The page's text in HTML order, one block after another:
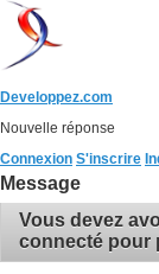
Developpez.com
Nouvelle réponse
Connexion S'inscrire
Message
Vous devez
connecté pour